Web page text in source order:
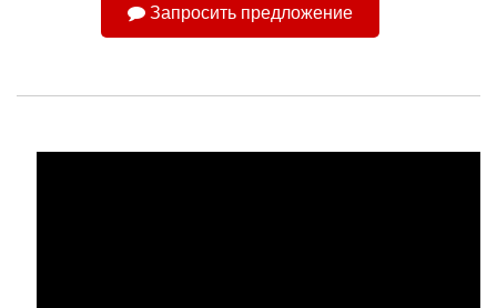
Запросить предложение